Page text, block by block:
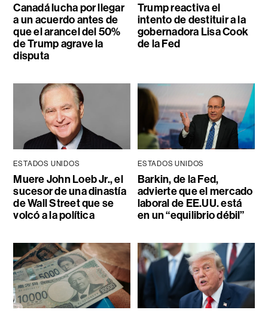
Canadá lucha por llegar
a un acuerdo antes de
que el arancel del 50%
de Trump agrave la
disputa
Trump reactiva el
intento de destituir a la
gobernadora Lisa Cook
de la Fed
ESTADOS UNIDOS
Muere John Loeb Jr., el
sucesor de una dinastía
de Wall Street que se
volcó a la política
ESTADOS UNIDOS
Barkin, de la Fed,
advierte que el mercado
laboral de EE.UU. está
en un “equilibrio débil”